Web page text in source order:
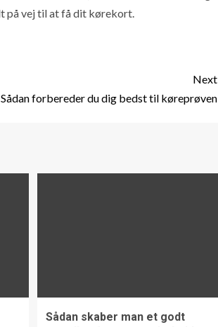
på vej til at få dit kørekort.
Next
Sådan forbereder du dig bedst til køreprøven
Sådan skaber man et godt